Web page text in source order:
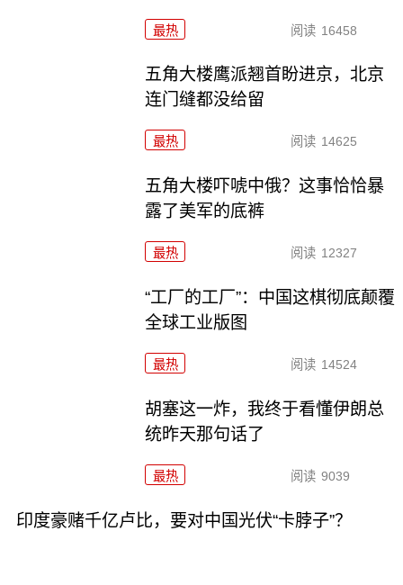
最热 阅读 16458
五角大楼鹰派翘首盼进京，北京
连门缝都没给留
最热 阅读 14625
五角大楼吓唬中俄？这事恰恰暴
露了美军的底裤
最热 阅读 12327
“工厂的工厂”：中国这棋彻底颠覆
全球工业版图
最热 阅读 14524
胡塞这一炸，我终于看懂伊朗总
统昨天那句话了
最热 阅读 9039
印度豪赌千亿卢比，要对中国光伏“卡脖子”？